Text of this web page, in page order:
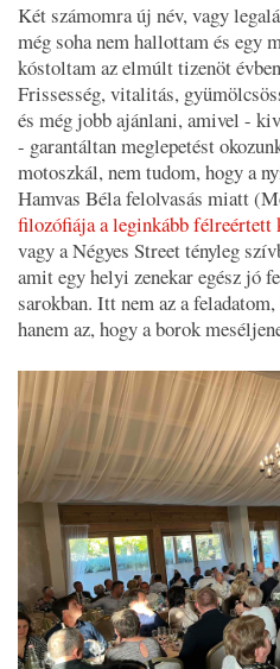
Két számomra új név, vagy
még soha nem hallottam és egy
kóstoltam az elmúlt tizenöt
Frissesség, vitalitás,
és még jobb ajánlani, amivel -
- garantáltan meglepetést
motoszkál, nem tudom, hogy a
Hamvas Béla felolvasás miatt
filozófiája a leginkább félreértett
vagy a Négyes Street tényleg
amit egy helyi zenekar egész jó
sarokban. Itt nem az a
hanem az, hogy a borok